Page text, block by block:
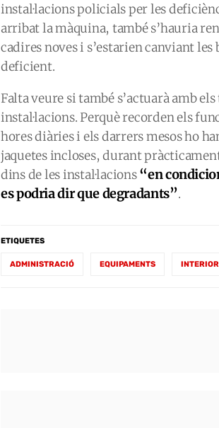
instal·lacions policials per les
arribat la màquina, també s’hauria
cadires noves i s’estarien canviant
deficient.
Falta veure si també s’actuarà amb
instal·lacions. Perquè recorden els
hores diàries i els darrers mesos ho
jaquetes incloses, durant
dins de les instal·lacions“en
es podria dir que degradants”.
ETIQUETES
ADMINISTRACIÓ EQUIPAMENTS INTERIOR